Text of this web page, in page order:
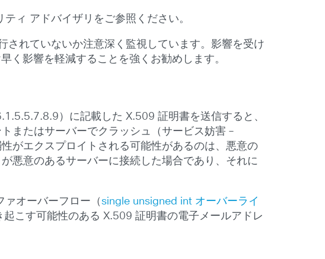
ティ アドバイザリをご参照ください。
れていないか注意深く監視しています。影響を受け
く影響を軽減することを強くお勧めします。
）に記載した X.509 証明書を送信すると、
またはサーバーでクラッシュ（サービス妨害 –
がエクスプロイトされる可能性があるのは、悪意の
悪意のあるサーバーに接続した場合であり、それに
ァオーバーフロー（single unsigned int オーバーライ
こす可能性のある X.509 証明書の電子メールアドレ